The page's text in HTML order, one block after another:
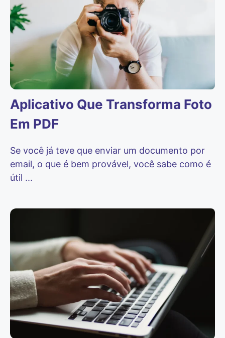
Aplicativo Que Transforma Foto
Em PDF
Se você já teve que enviar um documento por
email, o que é bem provável, você sabe como é
útil ...